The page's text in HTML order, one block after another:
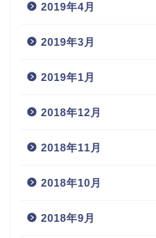
2019年4月
2019年3月
2019年1月
2018年12月
2018年11月
2018年10月
2018年9月